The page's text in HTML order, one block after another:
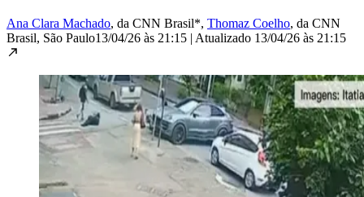
Ana Clara Machado, da CNN Brasil*, Thomaz Coelho, da CNN
Brasil, São Paulo13/04/26 às 21:15 | Atualizado 13/04/26 às 21:15